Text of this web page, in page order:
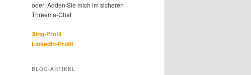
oder: Adden Sie mich im sicheren
Threema-Chat
Xing-Profil
LinkedIn-Profil
BLOG-ARTIKEL